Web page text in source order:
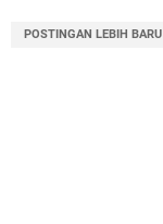
POSTINGAN LEBIH BARU